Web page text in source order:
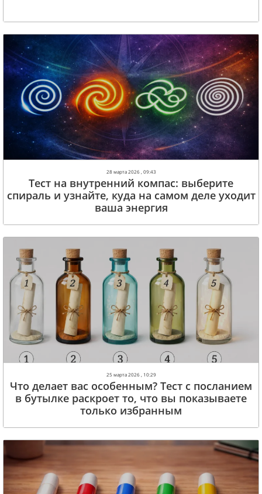
28 марта 2026 , 09:43
Тест на внутренний компас: выберите
спираль и узнайте, куда на самом деле уходит
ваша энергия
25 марта 2026 , 10:29
Что делает вас особенным? Тест с посланием
в бутылке раскроет то, что вы показываете
только избранным